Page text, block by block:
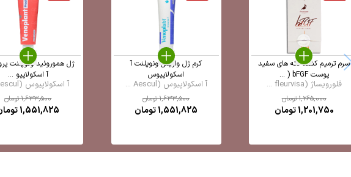
سرم ترمیم کننده لکه های سفید
پوست bFGF ( ...
فلورویساژ (fleurvisa ...
1,265,000تومان
1,201,750تومان
کرم ژل واریس ونوپلنت آ
اسکولاپیوس
آ اسکولاپیوس (Aescul ...
1,633,500تومان
1,551,825تومان
ژل هموروئید ونوپلنت
آ اسکولاپیو ...
آ اسکولاپیوس (Aescul ...
1,633,500تومان
1,551,825